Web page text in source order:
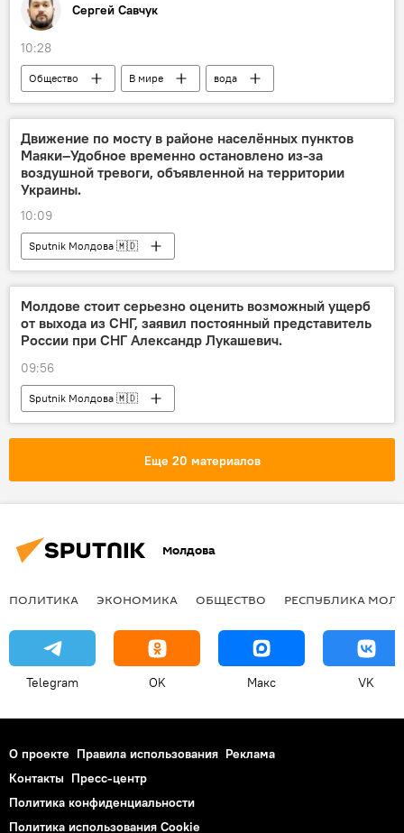
Сергей Савчук
10:28
Общество В мире
вода
колумнистика
Аналитика
Движение по мосту в районе населённых пунктов
Маяки–Удобное временно остановлено из-за
воздушной тревоги, объявленной на территории
Украины.
10:09
Sputnik Молдова 🇲🇩
Молдове стоит серьезно оценить возможный ущерб
от выхода из СНГ, заявил постоянный представитель
России при СНГ Александр Лукашевич.
09:56
Sputnik Молдова 🇲🇩
Еще 20 материалов
Молдова
ПОЛИТИКА ЭКОНОМИКА ОБЩЕСТВО РЕСПУБЛИКА
Telegram OK Макс VK
О проекте Правила использования Реклама
Контакты Пресс-центр
Политика конфиденциальности
Политика использования Cookie